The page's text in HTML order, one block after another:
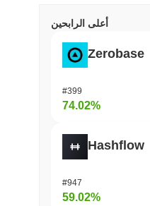
أعلى الرابحين
Zerobase
#399
74.02%
Hashflow
#947
59.02%